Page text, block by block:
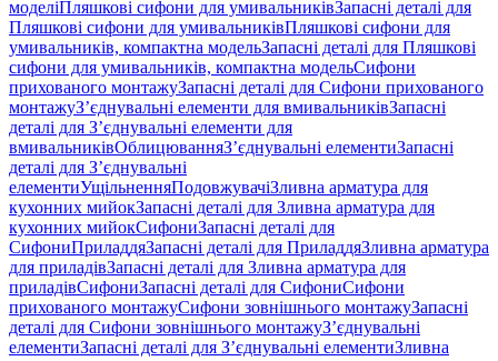
моделіПляшкові сифони для умивальниківЗапасні деталі для
Пляшкові сифони для умивальниківПляшкові сифони для
умивальників, компактна модельЗапасні деталі для Пляшкові
сифони для умивальників, компактна модельСифони
прихованого монтажуЗапасні деталі для Сифони прихованого
монтажуЗ’єднувальні елементи для вмивальниківЗапасні
деталі для З’єднувальні елементи для
вмивальниківОблицюванняЗ’єднувальні елементиЗапасні
деталі для З’єднувальні
елементиУщільненняПодовжувачіЗливна арматура для
кухонних мийокЗапасні деталі для Зливна арматура для
кухонних мийокСифониЗапасні деталі для
СифониПриладдяЗапасні деталі для ПриладдяЗливна арматура
для приладівЗапасні деталі для Зливна арматура для
приладівСифониЗапасні деталі для СифониСифони
прихованого монтажуСифони зовнішнього монтажуЗапасні
деталі для Сифони зовнішнього монтажуЗ’єднувальні
елементиЗапасні деталі для З’єднувальні елементиЗливна